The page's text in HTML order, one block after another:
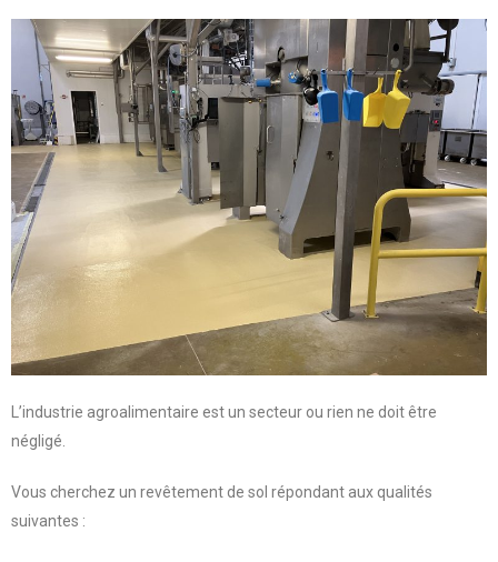
L’industrie agroalimentaire est un secteur ou rien ne doit être
négligé.
Vous cherchez un revêtement de sol répondant aux qualités
suivantes :